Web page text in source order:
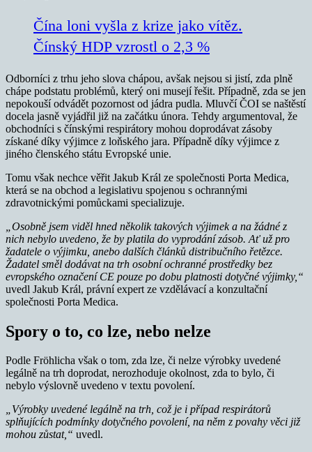
Čína loni vyšla z krize jako vítěz.
Čínský HDP vzrostl o 2,3 %
Odborníci z trhu jeho slova chápou, avšak nejsou si jistí, zda plně
chápe podstatu problémů, který oni musejí řešit. Případně, zda se jen
nepokouší odvádět pozornost od jádra pudla. Mluvčí ČOI se naštěstí
docela jasně vyjádřil již na začátku února. Tehdy argumentoval, že
obchodníci s čínskými respirátory mohou doprodávat zásoby
získané díky výjimce z loňského jara. Případně díky výjimce z
jiného členského státu Evropské unie.
Tomu však nechce věřit Jakub Král ze společnosti Porta Medica,
která se na obchod a legislativu spojenou s ochrannými
zdravotnickými pomůckami specializuje.
„Osobně jsem viděl hned několik takových výjimek a na žádné z
nich nebylo uvedeno, že by platila do vyprodání zásob. Ať už pro
žadatele o výjimku, anebo dalších článků distribučního řetězce.
Žadatel směl dodávat na trh osobní ochranné prostředky bez
evropského označení CE pouze po dobu platnosti dotyčné výjimky,“
uvedl Jakub Král, právní expert ze vzdělávací a konzultační
společnosti Porta Medica.
Spory o to, co lze, nebo nelze
Podle Fröhlicha však o tom, zda lze, či nelze výrobky uvedené
legálně na trh doprodat, nerozhoduje okolnost, zda to bylo, či
nebylo výslovně uvedeno v textu povolení.
„Výrobky uvedené legálně na trh, což je i případ respirátorů
splňujících podmínky dotyčného povolení, na něm z povahy věci již
mohou zůstat,“ uvedl.